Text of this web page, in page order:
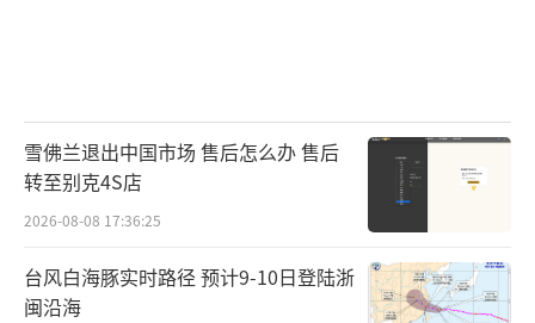
雪佛兰退出中国市场 售后怎么办 售后
转至别克4S店
2026-08-08 17:36:25
台风白海豚实时路径 预计9-10日登陆浙
闽沿海